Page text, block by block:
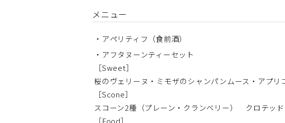
メニュー
・アペリティフ（食前酒）
・アフタヌーンティーセット
［Sweet］
桜のヴェリーヌ・ミモザのシャンパンムース・アプ
［Scone］
スコーン2種（プレーン・クランベリー） クロテッ
［Food］